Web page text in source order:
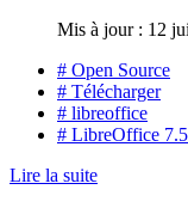
Mis à jour : 12
# Open Source
# Télécharger
# libreoffice
# LibreOffice
Lire la suite